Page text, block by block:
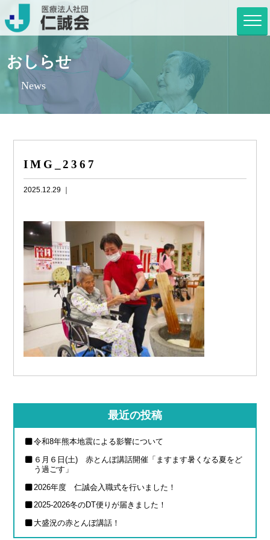
おしらせ
News
IMG_2367
2025.12.29 ｜
最近の投稿
令和8年熊本地震による影響について
６月６日(土) 赤とんぼ講話開催「ますます暑くなる夏をど
う過ごす」
2026年度 仁誠会入職式を行いました！
2025-2026冬のDT便りが届きました！
大盛況の赤とんぼ講話！